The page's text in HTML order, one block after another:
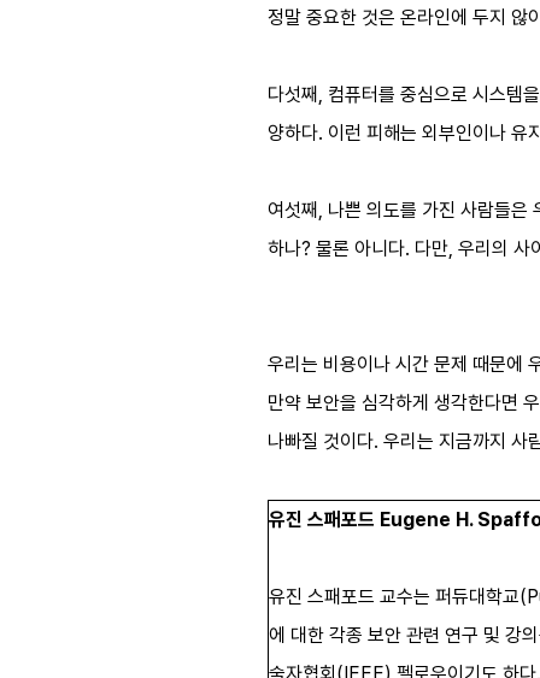
정말 중요한 것은 온라인에 두지 않
다섯째, 컴퓨터를 중심으로 시스템
양하다. 이런 피해는 외부인이나 유
여섯째, 나쁜 의도를 가진 사람들은
하나? 물론 아니다. 다만, 우리의
우리는 비용이나 시간 문제 때문에
만약 보안을 심각하게 생각한다면
나빠질 것이다. 우리는 지금까지 사
유진 스패포드 Eugene H.
유진 스패포드 교수는 퍼듀대학교
에 대한 각종 보안 관련 연구 및 강